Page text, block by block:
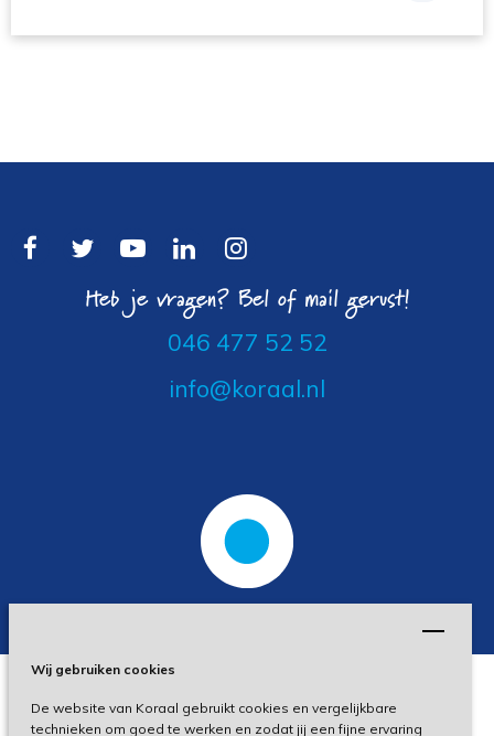
Wij gebruiken cookies
De website van Koraal gebruikt cookies en vergelijkbare
technieken om goed te werken en zodat jij een fijne ervaring
Heb je vragen? Bel of mail gerust!
046 477 52 52
info@koraal.nl
Privacy